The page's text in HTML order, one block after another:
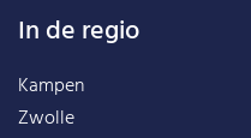
In de regio
Kampen
Zwolle